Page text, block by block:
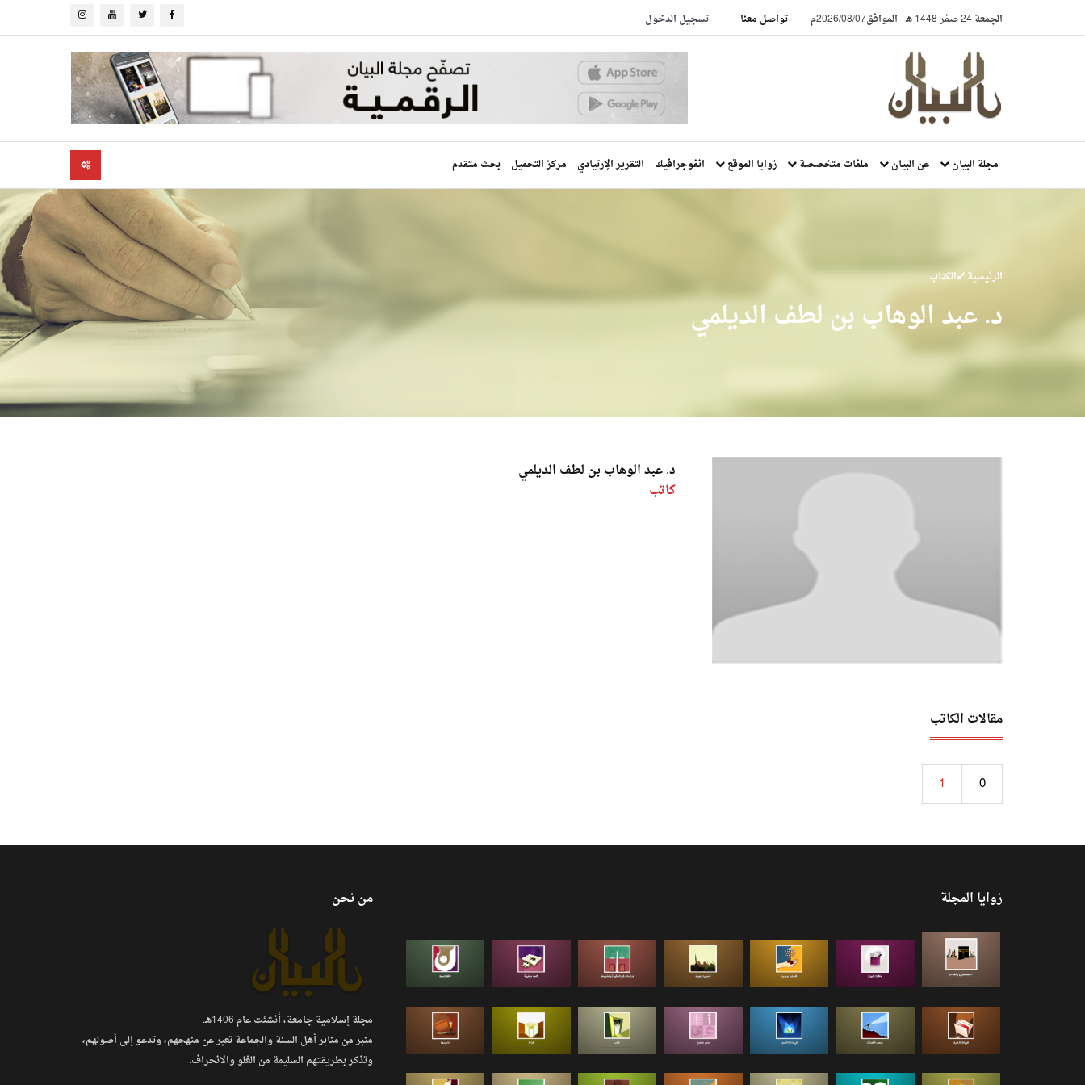
الجمعة 24 صفر 1448 هـ -الموافق2026/08/07م تواصل معنا تسجيل الدخول
مجلة البيان عن البيان ملفات متخصصة زوايا الموقع انفوجرافيك التقرير الإرتيادي مركز التحميل بحث متقدم
الرئيسية الكتاب
د. عبد الوهاب بن لطف الديلمي
د. عبد الوهاب بن لطف الديلمي
كاتب
مقالات الكاتب
0
1
زوايا المجلة من نحن
مجلة إسلامية جامعة، أنشئت عام 1406هـ.
منبر من منابر أهل السنة والجماعة تعبر عن منهجهم، وتدعو إلى أصولهم،
وتذكر بطريقتهم السليمة من الغلو والانحراف.